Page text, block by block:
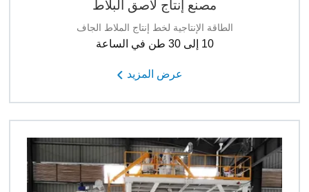
مصنع إنتاج لاصق البلاط
الطاقة الإنتاجية لخط إنتاج الملاط الجاف
10 إلى 30 طن في الساعة
عرض المزيد